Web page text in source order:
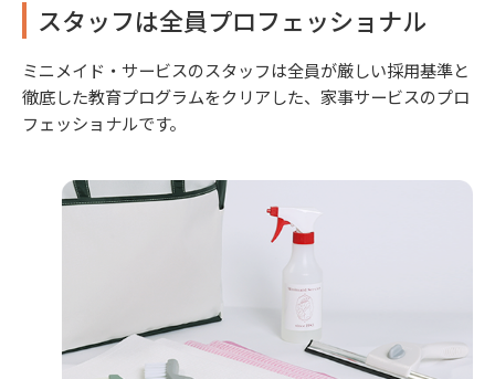
スタッフは全員プロフェッショナル
ミニメイド・サービスのスタッフは全員が厳しい採用基準と
徹底した教育プログラムをクリアした、家事サービスのプロ
フェッショナルです。